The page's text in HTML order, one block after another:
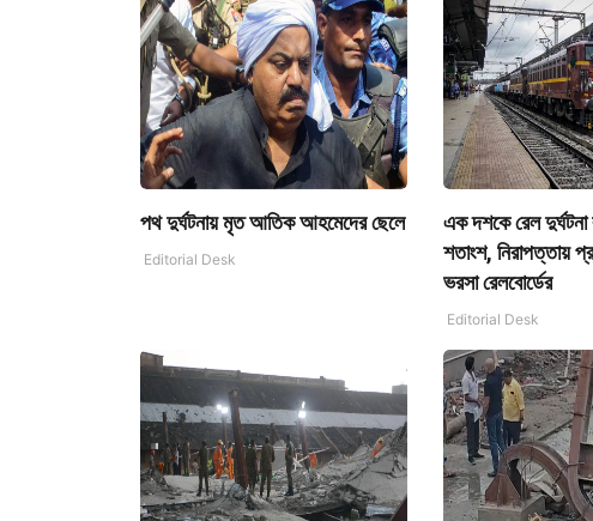
পথ দুর্ঘটনায় মৃত আতিক আহমেদের ছেলে
Editorial Desk
এক দশকে রেল
শতাংশ, নিরাপত্তায়
ভরসা রেলবোর্ডের
Editorial Desk